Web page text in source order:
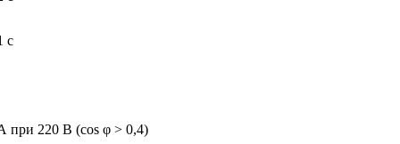
с
при 220 В (cos φ > 0,4)